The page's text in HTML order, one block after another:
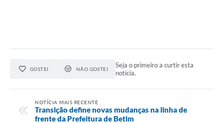
GOSTEI NÃO GOSTEI
Seja o primeiro a curtir esta
notícia.
NOTÍCIA MAIS RECENTE
Transição define novas mudanças na linha de
frente da Prefeitura de Betim